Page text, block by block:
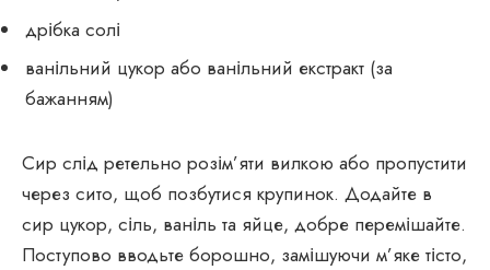
дрібка солі
ванільний цукор або ванільний екстракт (за
бажанням)
Сир слід ретельно розім’яти вилкою або пропустити
через сито, щоб позбутися крупинок. Додайте в
сир цукор, сіль, ваніль та яйце, добре перемішайте.
Поступово вводьте борошно, замішуючи м’яке тісто,